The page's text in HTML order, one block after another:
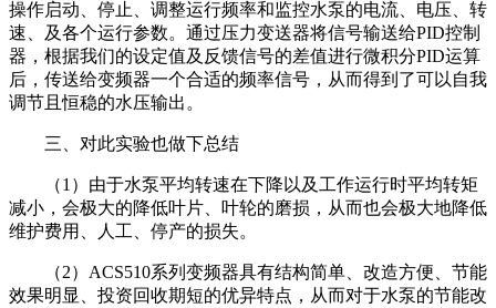
操作启动、停止、调整运行频率和监控水泵的电流、电压、转
速、及各个运行参数。通过压力变送器将信号输送给PID控制
器，根据我们的设定值及反馈信号的差值进行微积分PID运算
后，传送给变频器一个合适的频率信号，从而得到了可以自我
调节且恒稳的水压输出。
三、对此实验也做下总结
（1）由于水泵平均转速在下降以及工作运行时平均转矩
减小，会极大的降低叶片、叶轮的磨损，从而也会极大地降低
维护费用、人工、停产的损失。
（2）ACS510系列变频器具有结构简单、改造方便、节能
效果明显、投资回收期短的优异特点，从而对于水泵的节能改